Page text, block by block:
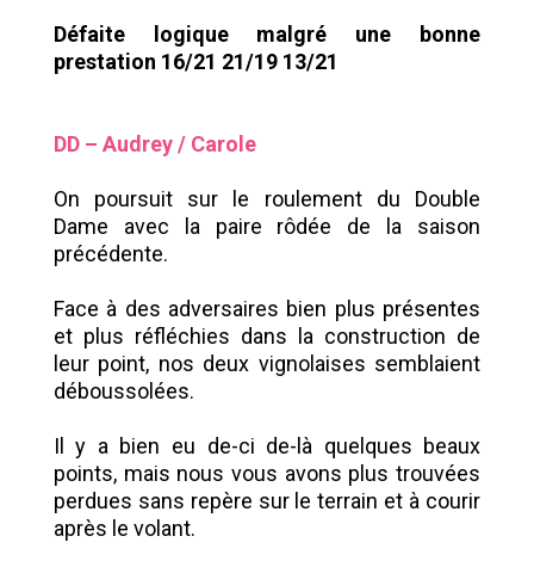
Défaite logique malgré une bonne
prestation 16/21 21/19 13/21
DD – Audrey / Carole
On poursuit sur le roulement du Double
Dame avec la paire rôdée de la saison
précédente.
Face à des adversaires bien plus présentes
et plus réfléchies dans la construction de
leur point, nos deux vignolaises semblaient
déboussolées.
Il y a bien eu de-ci de-là quelques beaux
points, mais nous vous avons plus trouvées
perdues sans repère sur le terrain et à courir
après le volant.